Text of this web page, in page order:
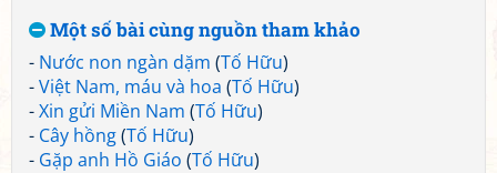
Một số bài cùng nguồn tham khảo
- Nước non ngàn dặm (Tố Hữu)
-Việt Nam, máu và hoa (Tố Hữu)
-Xin gửi Miền Nam (Tố Hữu)
- Cây hồng(Tố Hữu)
- Gặp anh Hồ Giáo (Tố Hữu)